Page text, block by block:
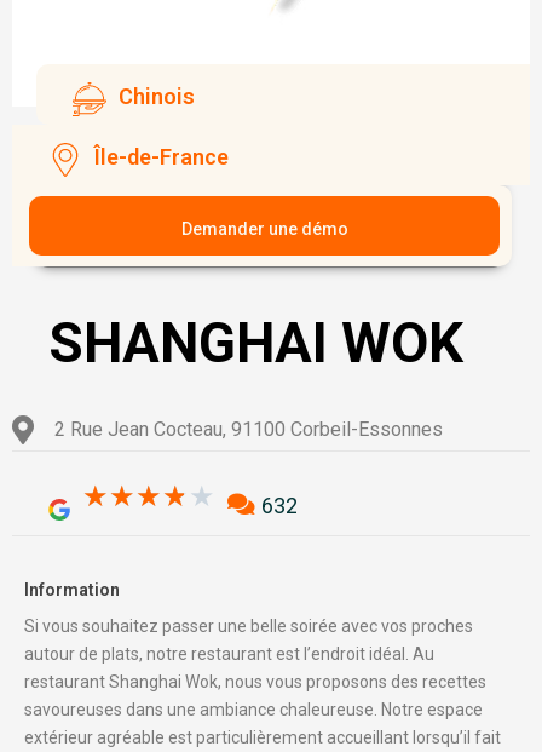
Chinois
Île-de-France
Demander une démo
SHANGHAI WOK
2 Rue Jean Cocteau, 91100 Corbeil-Essonnes
★★★★★ 3.8/5632
Information
Si vous souhaitez passer une belle soirée avec vos proches
autour de plats, notre restaurant est l’endroit idéal. Au
restaurant Shanghai Wok, nous vous proposons des recettes
savoureuses dans une ambiance chaleureuse. Notre espace
extérieur agréable est particulièrement accueillant lorsqu’il fait